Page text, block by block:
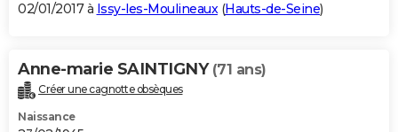
02/01/2017 à Issy-les-Moulineaux(Hauts-de-Seine)
Anne-marie SAINTIGNY (71 ans)
Créer une cagnotte obsèques
Naissance